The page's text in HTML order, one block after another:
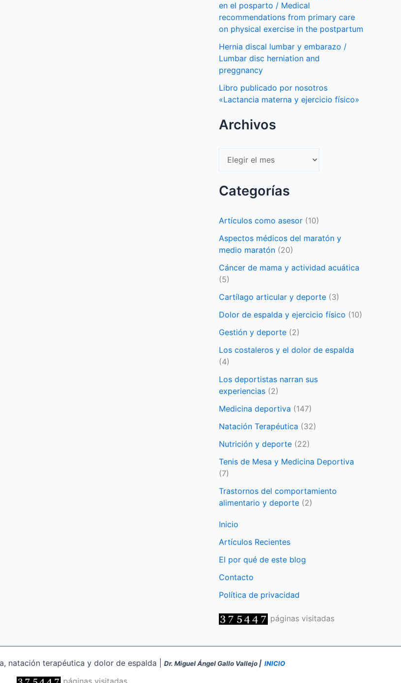
en el posparto / Medical
recommendations from primary care
on physical exercise in the postpartum
Hernia discal lumbar y embarazo /
Lumbar disc herniation and
preggnancy
Libro publicado por nosotros
«Lactancia materna y ejercicio físico»
Archivos
Archivos
Categorías
Artículos como asesor (10)
Aspectos médicos del maratón y
medio maratón (20)
Cáncer de mama y actividad acuática
(5)
Cartílago articular y deporte (3)
Dolor de espalda y ejercicio físico (10)
Gestión y deporte (2)
Los costaleros y el dolor de espalda
(4)
Los deportistas narran sus
experiencias (2)
Medicina deportiva (147)
Natación Terapéutica (32)
Nutrición y deporte (22)
Tenis de Mesa y Medicina Deportiva
(7)
Trastornos del comportamiento
alimentario y deporte (2)
Inicio
Artículos Recientes
El por qué de este blog
Contacto
Política de privacidad
páginas visitadas
natación terapéutica y dolor de espalda | Dr. Miguel Ángel Gallo Vallejo | INICIO
páginas visitadas